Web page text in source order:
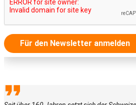
Für den Newsletter anmelden